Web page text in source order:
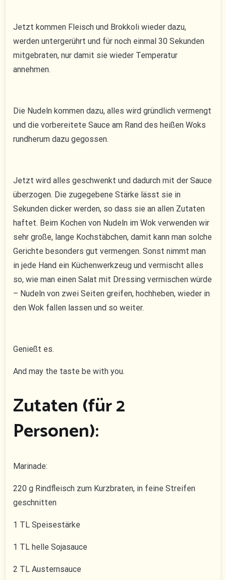
Jetzt kommen Fleisch und Brokkoli wieder dazu,
werden untergerührt und für noch einmal 30 Sekunden
mitgebraten, nur damit sie wieder Temperatur
annehmen.
Die Nudeln kommen dazu, alles wird gründlich vermengt
und die vorbereitete Sauce am Rand des heißen Woks
rundherum dazu gegossen.
Jetzt wird alles geschwenkt und dadurch mit der Sauce
überzogen. Die zugegebene Stärke lässt sie in
Sekunden dicker werden, so dass sie an allen Zutaten
haftet. Beim Kochen von Nudeln im Wok verwenden wir
sehr große, lange Kochstäbchen, damit kann man solche
Gerichte besonders gut vermengen. Sonst nimmt man
in jede Hand ein Küchenwerkzeug und vermischt alles
so, wie man einen Salat mit Dressing vermischen würde
– Nudeln von zwei Seiten greifen, hochheben, wieder in
den Wok fallen lassen und so weiter.
Genießt es.
And may the taste be with you.
Zutaten (für 2
Personen):
Marinade:
220 g Rindfleisch zum Kurzbraten, in feine Streifen
geschnitten
1 TL Speisestärke
1 TL helle Sojasauce
2 TL Austernsauce